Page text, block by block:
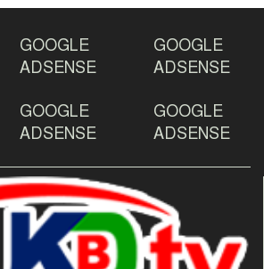
দেশ রক্ষায় প্রগতিশীল সাংবাদিকদের ভুমিকা গুরুত্বপূর্ণ
-মহিবুল হাসান চৌধুরী
আহলে সুন্নাত এর কার্যক্রম বাস্তবায়নের আহ্বান
GOOGLE
ADSENSE
GOOGLE
ADSENSE
GOOGLE
ADSENSE
GOOGLE
ADSENSE